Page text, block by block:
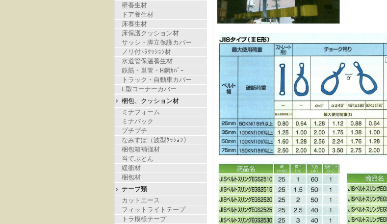
壁養生材
ドア養生材
床養生材
床保護クッション材
サッシ・脚立保護カバー
ノリ付ﾄﾗｸｯｼｮﾝ材
水道管保温養生材
鉄筋・単管・H鋼ｶﾊﾞｰ
トラック・自動車カバー
L型コーナーカバー
梱包、クッション材
ミナフォーム
ミナパック
プチプチ
なみすぽ（波型ｸｯｼｮﾝ）
梱包箱補強材
当てぶとん
緩衝材
梱包材
テープ類
カットエース
フィットライトテープ
トラ模様テープ